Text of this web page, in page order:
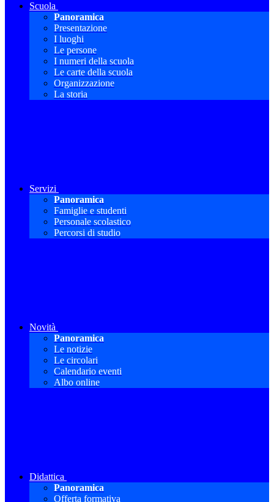
Scuola
Panoramica
Presentazione
I luoghi
Le persone
I numeri della scuola
Le carte della scuola
Organizzazione
La storia
Servizi
Panoramica
Famiglie e studenti
Personale scolastico
Percorsi di studio
Novità
Panoramica
Le notizie
Le circolari
Calendario eventi
Albo online
Didattica
Panoramica
Offerta formativa